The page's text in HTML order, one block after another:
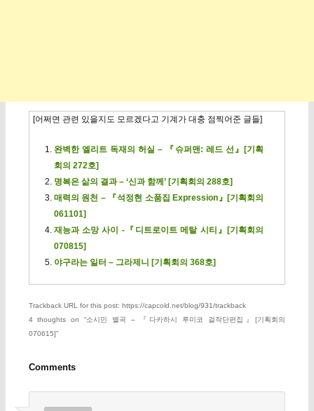
[어쩌면 관련 있을지도 모르겠다고 기계가 대충 점찍어준 글들]
완벽한 엘리트 독재의 허실 – 『슈퍼맨: 레드 선』[기획
회의 272호]
명복은 삶의 결과 – ‘신과 함께’ [기획회의 288호]
매력의 원천 – 『석정현 소품집 Expression』[기획회의
061101]
재능과 소망 사이 -『디트로이트 메탈 시티』[기획회의
070815]
야구라는 일터 – 그라제니 [기획회의 368호]
Trackback URL for this post: https://capcold.net/blog/931/trackback
4 thoughts on “소시민 별곡 – 『다카하시 루미코 걸작단편집』[기획회의
070615]”
Comments